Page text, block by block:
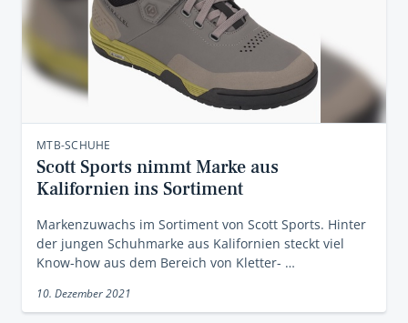
MTB-SCHUHE
Scott Sports nimmt Marke aus
Kalifornien ins Sortiment
Markenzuwachs im Sortiment von Scott Sports. Hinter
der jungen Schuhmarke aus Kalifornien steckt viel
Know-how aus dem Bereich von Kletter- …
10. Dezember 2021